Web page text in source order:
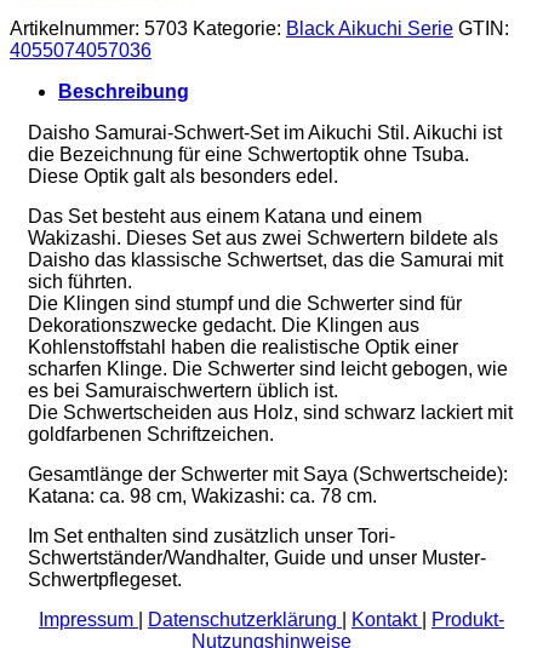
Artikelnummer: 5703 Kategorie: Black Aikuchi Serie GTIN:
4055074057036
Beschreibung
Daisho Samurai-Schwert-Set im Aikuchi Stil. Aikuchi ist
die Bezeichnung für eine Schwertoptik ohne Tsuba.
Diese Optik galt als besonders edel.
Das Set besteht aus einem Katana und einem
Wakizashi. Dieses Set aus zwei Schwertern bildete als
Daisho das klassische Schwertset, das die Samurai mit
sich führten.
Die Klingen sind stumpf und die Schwerter sind für
Dekorationszwecke gedacht. Die Klingen aus
Kohlenstoffstahl haben die realistische Optik einer
scharfen Klinge. Die Schwerter sind leicht gebogen, wie
es bei Samuraischwertern üblich ist.
Die Schwertscheiden aus Holz, sind schwarz lackiert mit
goldfarbenen Schriftzeichen.
Gesamtlänge der Schwerter mit Saya (Schwertscheide):
Katana: ca. 98 cm, Wakizashi: ca. 78 cm.
Im Set enthalten sind zusätzlich unser Tori-
Schwertständer/Wandhalter, Guide und unser Muster-
Schwertpflegeset.
Impressum
Datenschutzerklärung Kontakt
Produkt-
Nutzungshinweise